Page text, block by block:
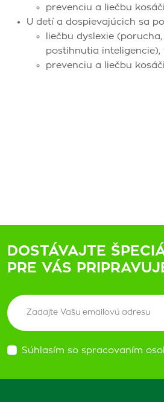
prevenciu a liečbu
U detí a dospievajúcich sa
liečbu dyslexie
postihnutia
prevenciu a liečbu
DOSTÁVAJTE
PRE VÁS
Súhlasím so spracovaním